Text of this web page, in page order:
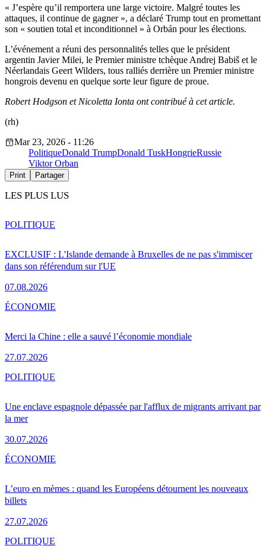
« J’espère qu’il remportera une large victoire. Malgré toutes les
attaques, il continue de gagner », a déclaré Trump tout en promettant
son « soutien total et inconditionnel » à Orbán pour les élections.
L’événement a réuni des personnalités telles que le président
argentin Javier Milei, le Premier ministre tchèque Andrej Babiš et le
Néerlandais Geert Wilders, tous ralliés derrière un Premier ministre
hongrois devenu en quelque sorte leur figure de proue.
Robert Hodgson et Nicoletta Ionta ont contribué à cet article.
(rh)
Mar 23, 2026 - 11:26
PolitiqueDonald TrumpDonald TuskHongrieRussie
Viktor Orban
Print Partager
LES PLUS LUS
EXCLUSIF : L'Islande demande à Bruxelles de ne pas s'immiscer
dans son référendum sur l'UE
07.08.2026
POLITIQUE
Merci la Chine : elle a sauvé l’économie mondiale
27.07.2026
ÉCONOMIE
Une enclave espagnole dépassée par l'afflux de migrants arrivant par
la mer
30.07.2026
POLITIQUE
L’euro en mèmes : quand les Européens détournent les nouveaux
billets
27.07.2026
ÉCONOMIE
POLITIQUE